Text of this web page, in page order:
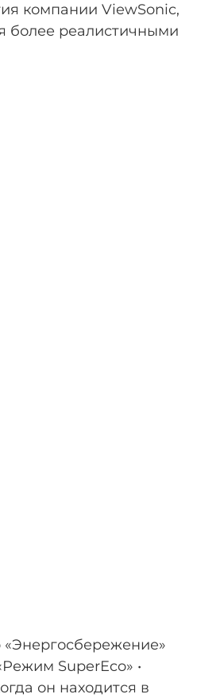
компании ViewSonic,
более реалистичными
SuperEco» •
он находится в